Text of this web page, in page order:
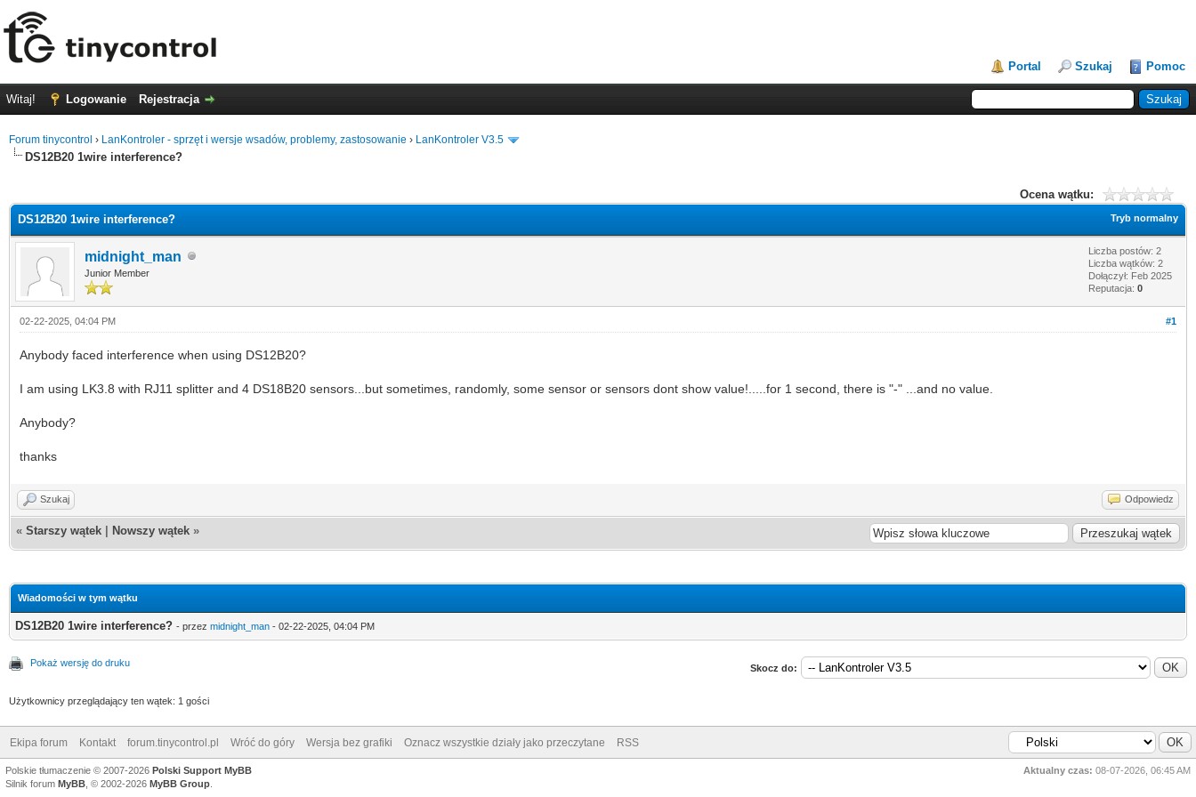
Portal Szukaj Pomoc
Witaj! Logowanie Rejestracja
Forum tinycontrol › LanKontroler - sprzęt i wersje wsadów, problemy, zastosowanie › LanKontroler V3.5
DS12B20 1wire interference?
Ocena wątku:
Tryb normalny
DS12B20 1wire interference?
midnight_man
Junior Member
Liczba postów: 2
Liczba wątków: 2
Dołączył: Feb 2025
Reputacja: 0
#1
02-22-2025, 04:04 PM
Anybody faced interference when using DS12B20?
I am using LK3.8 with RJ11 splitter and 4 DS18B20 sensors...but sometimes, randomly, some sensor or sensors dont show value!.....for 1 second, there is "-" ...and no value.
Anybody?
thanks
Szukaj Odpowiedz
« Starszy wątek Nowszy wątek »
Wiadomości w tym wątku
DS12B20 1wire interference? - przez midnight_man - 02-22-2025, 04:04 PM
Pokaż wersję do druku Skocz do:
Użytkownicy przeglądający ten wątek: 1 gości
Ekipa forum Kontakt forum.tinycontrol.pl Wróć do góry Wersja bez grafiki Oznacz wszystkie działy jako przeczytane RSS
Aktualny czas: 08-07-2026, 06:45 AM
Polskie tłumaczenie © 2007-2026 Polski Support MyBB
Silnik forum MyBB , © 2002-2026 MyBB Group